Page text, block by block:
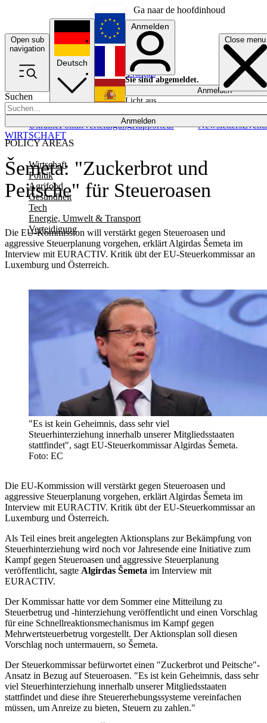
Ga naar de hoofdinhoud
Open sub
navigation
Close menu
Suchen
Anmelden
POLICY AREAS
Wirtschaft
Politik
Agrifood
Gesundheit
Tech
Energie, Umwelt & Transport
Verteidigung
UkrainePolitikVerteidigungRapporteur NewslettersEvents
Deutsch
English
Français
Anmelden
Sie sind abgemeldet.
Anmelden
Licht aus
Šemeta: "Zuckerbrot und
Peitsche" für Steueroasen
Die EU-Kommission will verstärkt gegen Steueroasen und
aggressive Steuerplanung vorgehen, erklärt Algirdas Šemeta im
Interview mit EURACTIV. Kritik übt der EU-Steuerkommissar an
Luxemburg und Österreich.
WIRTSCHAFT
"Es ist kein Geheimnis, dass sehr viel
Steuerhinterziehung innerhalb unserer Mitgliedsstaaten
stattfindet", sagt EU-Steuerkommissar Algirdas Šemeta.
Foto: EC
Die EU-Kommission will verstärkt gegen Steueroasen und
aggressive Steuerplanung vorgehen, erklärt Algirdas Šemeta im
Interview mit EURACTIV. Kritik übt der EU-Steuerkommissar an
Luxemburg und Österreich.
Als Teil eines breit angelegten Aktionsplans zur Bekämpfung von
Steuerhinterziehung wird noch vor Jahresende eine Initiative zum
Kampf gegen Steueroasen und aggressive Steuerplanung
veröffentlicht, sagte Algirdas Šemeta im Interview mit
EURACTIV.
Der Kommissar hatte vor dem Sommer eine Mitteilung zu
Steuerbetrug und -hinterziehung veröffentlicht und einen Vorschlag
für eine Schnellreaktionsmechanismus im Kampf gegen
Mehrwertsteuerbetrug vorgestellt. Der Aktionsplan soll diesen
Vorschlag noch untermauern, so Šemeta.
Der Steuerkommissar befürwortet einen "Zuckerbrot und Peitsche"-
Ansatz in Bezug auf Steueroasen. "Es ist kein Geheimnis, dass sehr
viel Steuerhinterziehung innerhalb unserer Mitgliedsstaaten
stattfindet und diese ihre Steuererhebungssysteme vereinfachen
müssen, um Anreize zu bieten, Steuern zu zahlen."